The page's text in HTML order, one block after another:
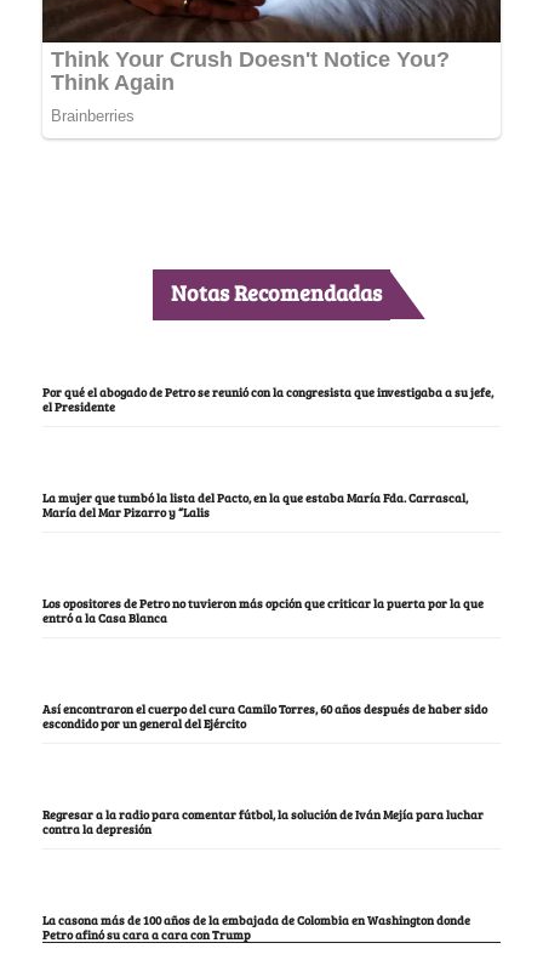
Notas Recomendadas
Por qué el abogado de Petro se reunió con la congresista que investigaba a su jefe,
el Presidente
La mujer que tumbó la lista del Pacto, en la que estaba María Fda. Carrascal,
María del Mar Pizarro y “Lalis
Los opositores de Petro no tuvieron más opción que criticar la puerta por la que
entró a la Casa Blanca
Así encontraron el cuerpo del cura Camilo Torres, 60 años después de haber sido
escondido por un general del Ejército
Regresar a la radio para comentar fútbol, la solución de Iván Mejía para luchar
contra la depresión
La casona más de 100 años de la embajada de Colombia en Washington donde
Petro afinó su cara a cara con Trump